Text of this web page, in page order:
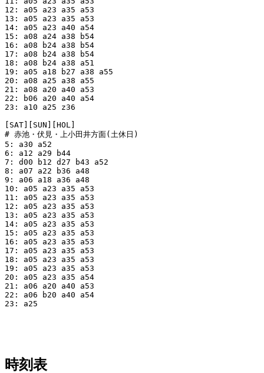
12: a05 a23 a35 a53
13: a05 a23 a35 a53
14: a05 a23 a40 a54
15: a08 a24 a38 b54
16: a08 b24 a38 b54
17: a08 b24 a38 b54
18: a08 b24 a38 a51
19: a05 a18 b27 a38 a55
20: a08 a25 a38 a55
21: a08 a20 a40 a53
22: b06 a20 a40 a54
23: a10 a25 z36
[SAT][SUN][HOL]
# 赤池・伏見・上小田井方面(土休日)
5: a30 a52
6: a12 a29 b44
7: d00 b12 d27 b43 a52
8: a07 a22 b36 a48
9: a06 a18 a36 a48
10: a05 a23 a35 a53
11: a05 a23 a35 a53
12: a05 a23 a35 a53
13: a05 a23 a35 a53
14: a05 a23 a35 a53
15: a05 a23 a35 a53
16: a05 a23 a35 a53
17: a05 a23 a35 a53
18: a05 a23 a35 a53
19: a05 a23 a35 a53
20: a05 a23 a35 a54
21: a06 a20 a40 a53
22: a06 b20 a40 a54
23: a25
時刻表